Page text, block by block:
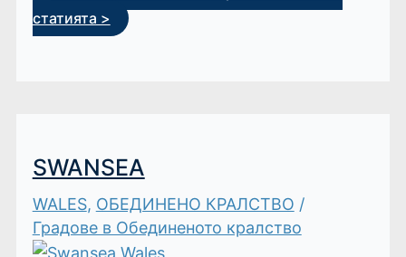
статията >
SWANSEA
WALES, ОБЕДИНЕНО КРАЛСТВО /
Градове в Обединеното кралство